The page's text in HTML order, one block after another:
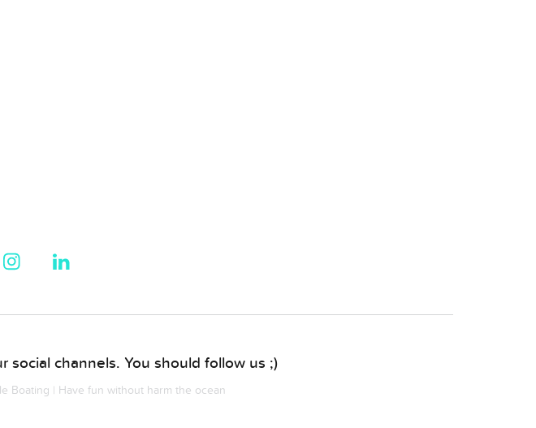
social channels. You should follow us ;)
Boating | Have fun without harm the ocean